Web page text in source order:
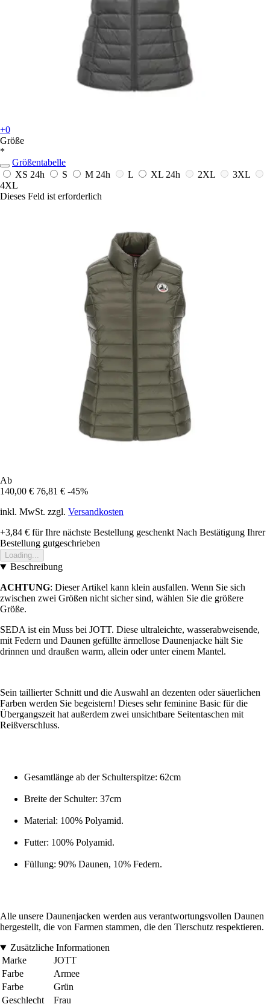
+0
Größe
*
Größentabelle
XS 24h S M 24h L XL 24h 2XL
3XL
4XL
Dieses Feld ist erforderlich
Ab
140,00 € 76,81 € -45%
inkl. MwSt. zzgl. Versandkosten
+3,84 € für Ihre nächste Bestellung geschenkt Nach Bestätigung Ihrer
Bestellung gutgeschrieben
Loading...
Beschreibung
ACHTUNG: Dieser Artikel kann klein ausfallen. Wenn Sie sich
zwischen zwei Größen nicht sicher sind, wählen Sie die größere
Größe.
SEDA ist ein Muss bei JOTT. Diese ultraleichte, wasserabweisende,
mit Federn und Daunen gefüllte ärmellose Daunenjacke hält Sie
drinnen und draußen warm, allein oder unter einem Mantel.
Sein taillierter Schnitt und die Auswahl an dezenten oder säuerlichen
Farben werden Sie begeistern! Dieses sehr feminine Basic für die
Übergangszeit hat außerdem zwei unsichtbare Seitentaschen mit
Reißverschluss.
Gesamtlänge ab der Schulterspitze: 62cm
Breite der Schulter: 37cm
Material: 100% Polyamid.
Futter: 100% Polyamid.
Füllung: 90% Daunen, 10% Federn.
Alle unsere Daunenjacken werden aus verantwortungsvollen Daunen
hergestellt, die von Farmen stammen, die den Tierschutz respektieren.
Zusätzliche Informationen
Marke
JOTT
Farbe
Armee
Farbe
Grün
Geschlecht
Frau